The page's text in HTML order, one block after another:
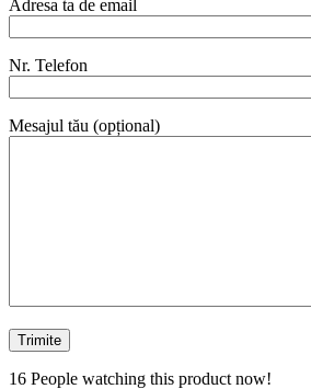
Adresa ta de email
Nr. Telefon
Mesajul tău (opțional)
16 People watching this product now!